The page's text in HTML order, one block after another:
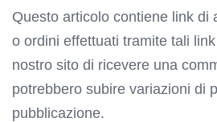
Questo articolo contiene link di
o ordini effettuati tramite tali
nostro sito di ricevere una
potrebbero subire variazioni di
pubblicazione.